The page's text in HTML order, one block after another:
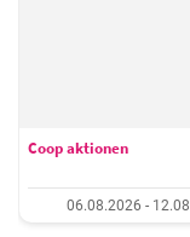
Coop aktionen
06.08.2026 -